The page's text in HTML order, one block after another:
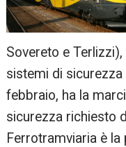
Sovereto e
sistemi di sicurezza
febbraio, ha la
sicurezza richiesto
Ferrotramviaria è